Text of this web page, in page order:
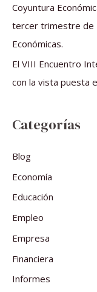
Coyuntura
tercer trimestre de
Económicas.
El VIII Encuentro
con la vista puesta
Categorías
Blog
Economía
Educación
Empleo
Empresa
Financiera
Informes